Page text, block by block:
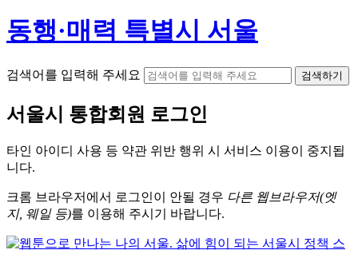
동행·매력 특별시 서울
검색어를 입력해 주세요 검색하기
서울시 통합회원 로그인
타인 아이디 사용 등 약관 위반 행위 시 서비스 이용이 중지됩
니다.
크롬 브라우저에서 로그인이 안될 경우 다른 웹브라우저(엣
지, 웨일 등)를 이용해 주시기 바랍니다.